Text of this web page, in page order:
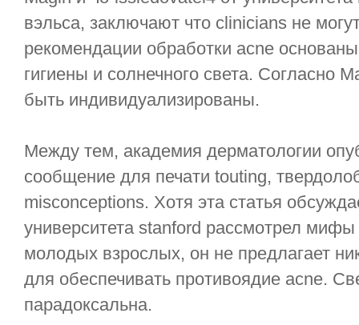
вэльса, заключают что clinicians не
рекомендации обработки acne
гигиены и солнечного света. Согласно
быть индивидуализированы.
Между тем, академия дерматологии
сообщение для печати touting,
misconceptions. Хотя эта статья
университета stanford рассмотрел
молодых взрослых, он не предлагает
для обеспечивать противоядие acne.
парадоксальна.